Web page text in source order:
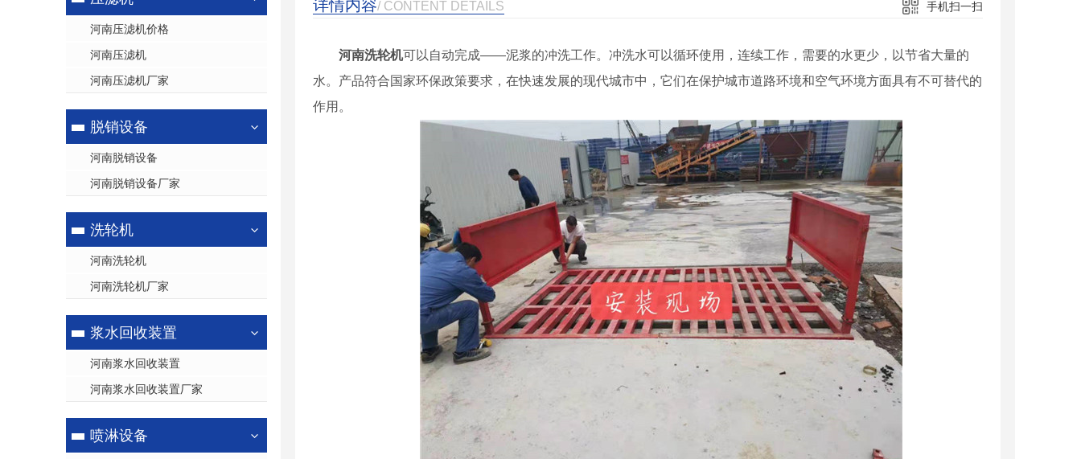
河南压滤机价格
河南压滤机
河南压滤机厂家
脱销设备
河南脱销设备
河南脱销设备厂家
洗轮机
河南洗轮机
河南洗轮机厂家
浆水回收装置
河南浆水回收装置
河南浆水回收装置厂家
喷淋设备
详情内容/ CONTENT DETAILS 手机扫一扫
河南洗轮机可以自动完成——泥浆的冲洗工作。冲洗水可以循环使用，连续工作，需要的水更少，以节省大量的
水。产品符合国家环保政策要求，在快速发展的现代城市中，它们在保护城市道路环境和空气环境方面具有不可替代的
作用。